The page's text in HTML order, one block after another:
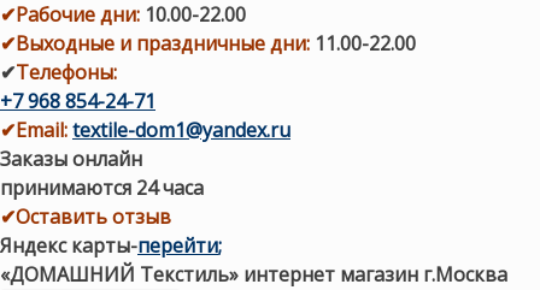
✔Рабочие дни: 10.00-22.00
✔Выходные и праздничные дни: 11.00-22.00
✔Телефоны:
+7 968 854-24-71
✔Email:textile-dom1@yandex.ru
Заказы онлайн
принимаются 24 часа
✔Оставить отзыв
Яндекс карты-перейти;
«ДОМАШНИЙ Текстиль» интернет магазин г.Москва